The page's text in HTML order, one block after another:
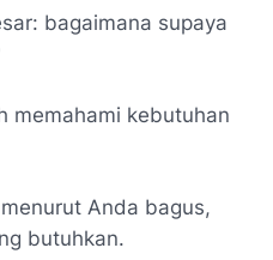
bagaimana supaya
memahami kebutuhan
Anda bagus,
butuhkan.